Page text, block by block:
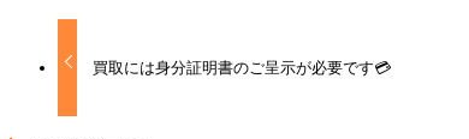
買取には身分証明書のご呈示が必要です💳